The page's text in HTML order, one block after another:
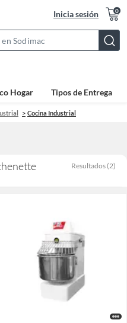
Inicia sesión 0
Bar
Hogar Tipos de Entrega
Cocina Industrial
Resultados (2)